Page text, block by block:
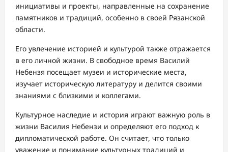
инициативы и проекты, направленные на сохранение
памятников и традиций, особенно в своей Рязанской
области.
Его увлечение историей и культурой также отражается
в его личной жизни. В свободное время Василий
Небензя посещает музеи и исторические места,
изучает историческую литературу и делится своими
знаниями с близкими и коллегами.
Культурное наследие и история играют важную роль в
жизни Василия Небензи и определяют его подход к
дипломатической работе. Он считает, что только
уважение и понимание культурных традиций и